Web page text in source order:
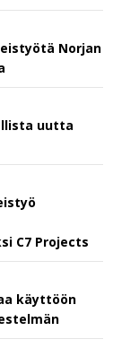
Norjan
uutta
C7 Projects
käyttöön